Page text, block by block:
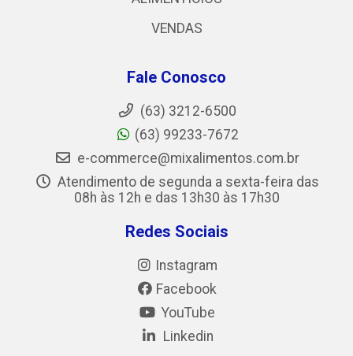
VENDAS
Fale Conosco
(63) 3212-6500
(63) 99233-7672
e-commerce@mixalimentos.com.br
Atendimento de segunda a sexta-feira das
08h às 12h e das 13h30 às 17h30
Redes Sociais
Instagram
Facebook
YouTube
Linkedin